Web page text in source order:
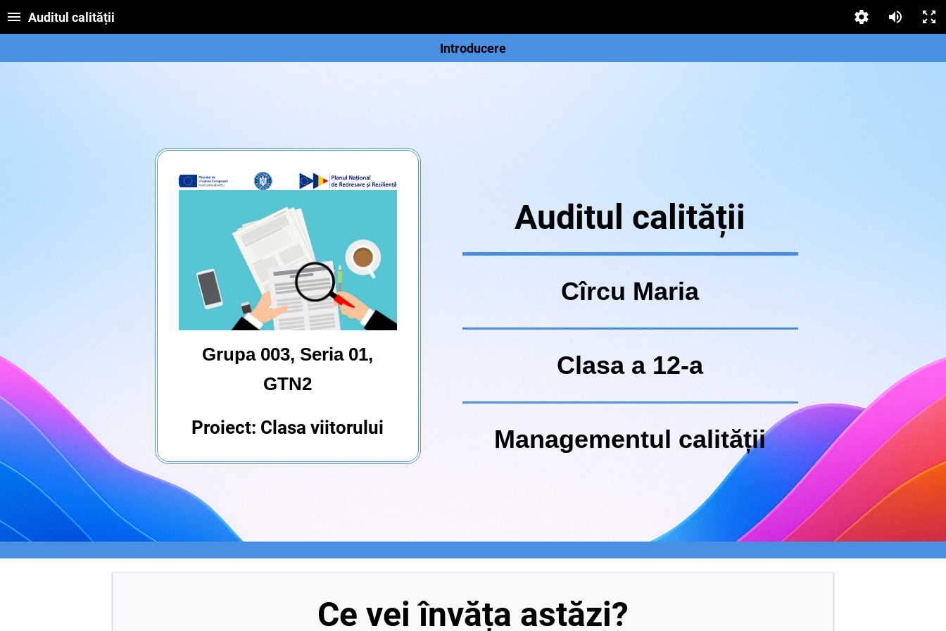
Auditul calității
Introducere
Grupa 003, Seria 01,
GTN2
Proiect: Clasa viitorului
Auditul calității
Cîrcu Maria
Clasa a 12-a
Managementul calității
Ce vei învăța astăzi?